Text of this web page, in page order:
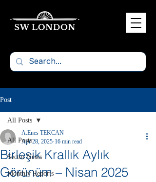
Post
All Posts
Sector News
Monthly Reports
All Posts
Birleşik Krallık Aylık
Görünüm – Nisan 2025
A.Enes TEKCAN
Apr 28, 2025 16 min read